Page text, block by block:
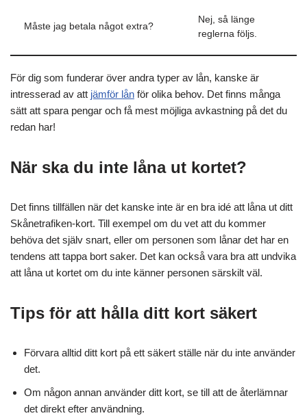
Måste jag betala något extra?
Nej, så länge
reglerna följs.
För dig som funderar över andra typer av lån, kanske är
intresserad av att jämför lån för olika behov. Det finns många
sätt att spara pengar och få mest möjliga avkastning på det du
redan har!
När ska du inte låna ut kortet?
Det finns tillfällen när det kanske inte är en bra idé att låna ut ditt
Skånetrafiken-kort. Till exempel om du vet att du kommer
behöva det själv snart, eller om personen som lånar det har en
tendens att tappa bort saker. Det kan också vara bra att undvika
att låna ut kortet om du inte känner personen särskilt väl.
Tips för att hålla ditt kort säkert
Förvara alltid ditt kort på ett säkert ställe när du inte använder
det.
Om någon annan använder ditt kort, se till att de återlämnar
det direkt efter användning.